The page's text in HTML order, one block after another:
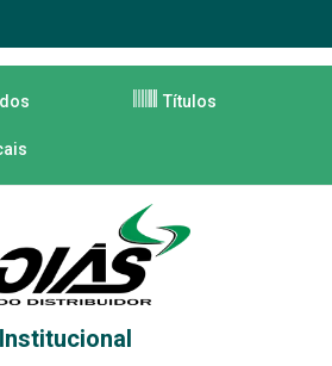
Títulos
Institucional